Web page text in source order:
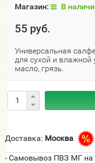
Магазин: В
55 руб.
Универсальная
для сухой и влажной
масло, грязь.
Доставка: Москва
- Самовывоз ПВЗ МГ на